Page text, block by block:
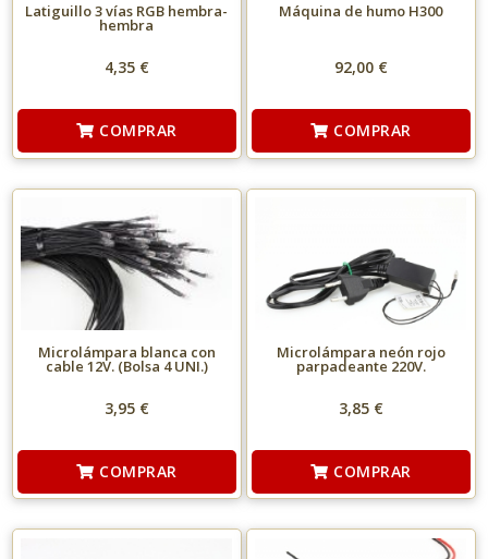
Latiguillo 3 vías RGB hembra-
hembra
4,35 €
COMPRAR
Máquina de humo H300
92,00 €
COMPRAR
Microlámpara blanca con
cable 12V. (Bolsa 4 UNI.)
3,95 €
COMPRAR
Microlámpara neón rojo
parpadeante 220V.
3,85 €
COMPRAR